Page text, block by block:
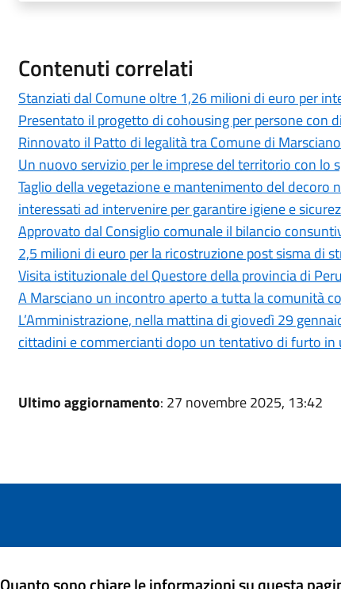
Contenuti correlati
Stanziati dal Comune oltre 1,26 milioni di euro per
Presentato il progetto di cohousing per persone con
Rinnovato il Patto di legalità tra Comune di
Un nuovo servizio per le imprese del territorio con lo
Taglio della vegetazione e mantenimento del
interessati ad intervenire per garantire igiene e
Approvato dal Consiglio comunale il bilancio
2,5 milioni di euro per la ricostruzione post sisma di
Visita istituzionale del Questore della provincia di
A Marsciano un incontro aperto a tutta la comunità
L’Amministrazione, nella mattina di giovedì 29
cittadini e commercianti dopo un tentativo di furto
Ultimo aggiornamento: 27 novembre 2025, 13:42